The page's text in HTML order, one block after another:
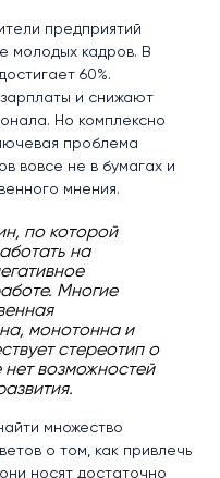
предприятий
молодых кадров. В
60%.
и снижают
Но комплексно
проблема
вовсе не в бумагах и
мнения.
по которой
на
Многие
монотонна и
стереотип о
нет возможностей
множество
о том, как привлечь
носят достаточно